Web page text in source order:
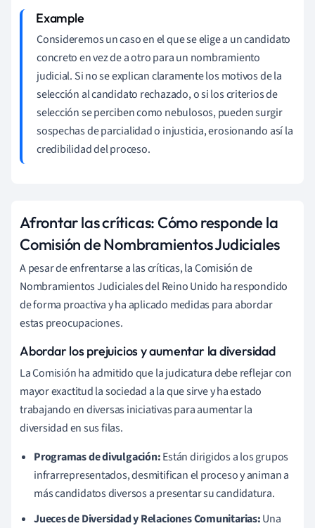
Consideremos un caso en el que se elige a un candidato
concreto en vez de a otro para un nombramiento
judicial. Si no se explican claramente los motivos de la
selección al candidato rechazado, o si los criterios de
selección se perciben como nebulosos, pueden surgir
sospechas de parcialidad o injusticia, erosionando así la
credibilidad del proceso.
Afrontar las críticas: Cómo responde la
Comisión de Nombramientos Judiciales
A pesar de enfrentarse a las críticas, la Comisión de
Nombramientos Judiciales del Reino Unido ha respondido
de forma proactiva y ha aplicado medidas para abordar
estas preocupaciones.
Abordar los prejuicios y aumentar la diversidad
La Comisión ha admitido que la judicatura debe reflejar con
mayor exactitud la sociedad a la que sirve y ha estado
trabajando en diversas iniciativas para aumentar la
diversidad en sus filas.
Programas de divulgación:Están dirigidos a los grupos
infrarrepresentados, desmitifican el proceso y animan a
más candidatos diversos a presentar su candidatura.
Jueces de Diversidad y Relaciones Comunitarias:Una